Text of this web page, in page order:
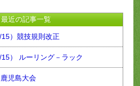
最近の記事一覧
15）競技規則改正
15） ルーリング－ラック
児島大会